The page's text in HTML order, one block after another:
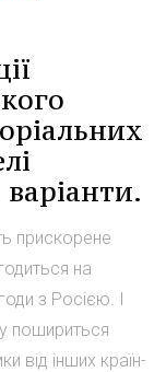
прискорене
на
з Росією. І
пошириться
від інших країн-